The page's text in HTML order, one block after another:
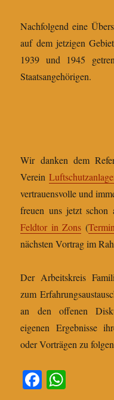
Nachfolgend eine
auf dem jetzigen
1939 und 1945
Staatsangehörigen.
Wir danken dem
Verein
vertrauensvolle und
freuen uns jetzt schon
Feldtor in Zons (
nächsten Vortrag im
Der Arbeitskreis
zum
an den offenen
eigenen Ergebnisse
oder Vorträgen zu
Fa